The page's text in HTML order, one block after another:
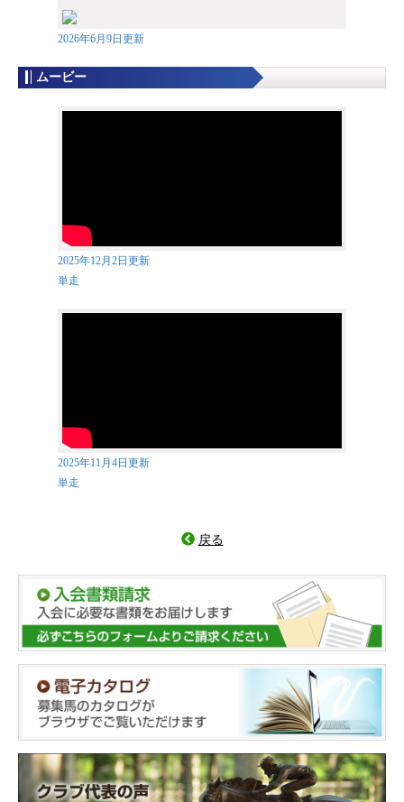
2026年6月9日更新
ムービー
2025年12月2日更新
単走
2025年11月4日更新
単走
戻る